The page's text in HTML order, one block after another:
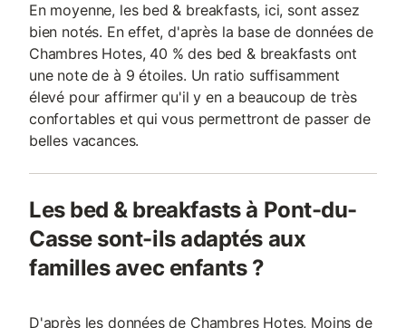
En moyenne, les bed & breakfasts, ici, sont assez
bien notés. En effet, d'après la base de données de
Chambres Hotes, 40 % des bed & breakfasts ont
une note de à 9 étoiles. Un ratio suffisamment
élevé pour affirmer qu'il y en a beaucoup de très
confortables et qui vous permettront de passer de
belles vacances.
Les bed & breakfasts à Pont-du-
Casse sont-ils adaptés aux
familles avec enfants ?
D'après les données de Chambres Hotes, Moins de